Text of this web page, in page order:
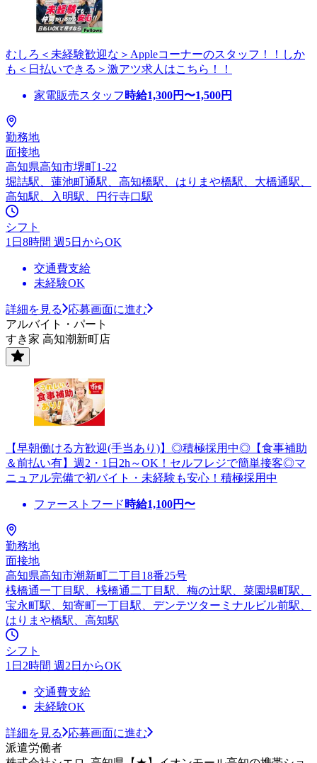
むしろ＜未経験歓迎な＞Appleコーナーのスタッフ！！しか
も＜日払いできる＞激アツ求人はこちら！！
家電販売スタッフ 時給1,300円〜1,500円
勤務地
面接地
高知県高知市堺町1-22
堀詰駅、蓮池町通駅、高知橋駅、はりまや橋駅、大橋通駅、
高知駅、入明駅、円行寺口駅
シフト
1日8時間 週5日からOK
交通費支給
未経験OK
詳細を見る
応募画面に進む
アルバイト・パート
すき家 高知潮新町店
【早朝働ける方歓迎(手当あり)】◎積極採用中◎【食事補助
＆前払い有】週2・1日2h～OK！セルフレジで簡単接客◎マ
ニュアル完備で初バイト・未経験も安心！積極採用中
ファーストフード 時給1,100円〜
勤務地
面接地
高知県高知市潮新町二丁目18番25号
桟橋通一丁目駅、桟橋通二丁目駅、梅の辻駅、菜園場町駅、
宝永町駅、知寄町一丁目駅、デンテツターミナルビル前駅、
はりまや橋駅、高知駅
シフト
1日2時間 週2日からOK
交通費支給
未経験OK
詳細を見る
応募画面に進む
派遣労働者